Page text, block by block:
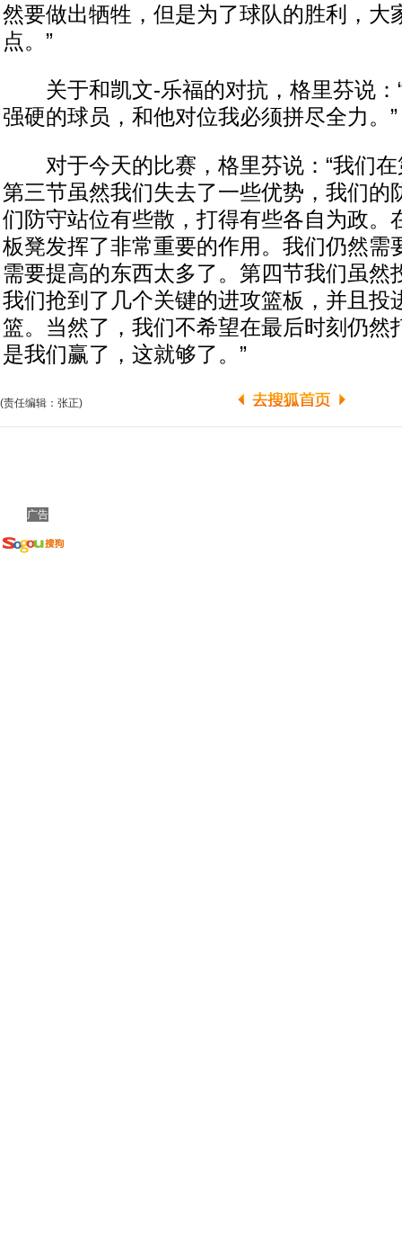
然要做出牺牲，但是为了球队的胜利，大
点。”
关于和凯文-乐福的对抗，格里芬说：
强硬的球员，和他对位我必须拼尽全力。”
对于今天的比赛，格里芬说：“我们在
第三节虽然我们失去了一些优势，我们的
们防守站位有些散，打得有些各自为政。
板凳发挥了非常重要的作用。我们仍然需
需要提高的东西太多了。第四节我们虽然
我们抢到了几个关键的进攻篮板，并且投
篮。当然了，我们不希望在最后时刻仍然
是我们赢了，这就够了。”
(责任编辑：张正)
广告